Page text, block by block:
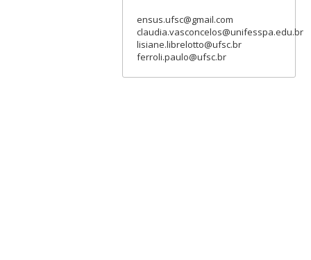
ensus.ufsc@gmail.com
claudia.vasconcelos@unifesspa.edu.br
lisiane.librelotto@ufsc.br
ferroli.paulo@ufsc.br